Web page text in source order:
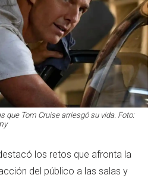
que Tom Cruise arriesgó su vida. Foto:
los retos que afronta la
del público a las salas y